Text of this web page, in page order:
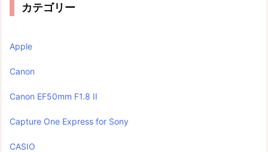
カテゴリー
Apple
Canon
Canon EF50mm F1.8 II
Capture One Express for Sony
CASIO